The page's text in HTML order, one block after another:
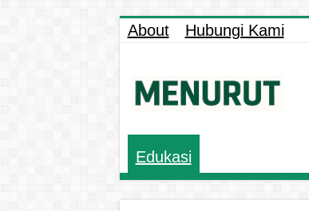
About
Hubungi Kami
Edukasi